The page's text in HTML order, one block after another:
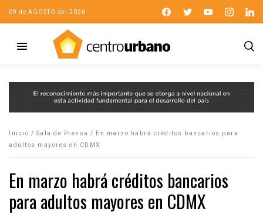
09 de AGOSTO del 2026
Inicio / Sala de Prensa /
En marzo habrá créditos bancarios para
adultos mayores en CDMX
En marzo habrá créditos bancarios
para adultos mayores en CDMX